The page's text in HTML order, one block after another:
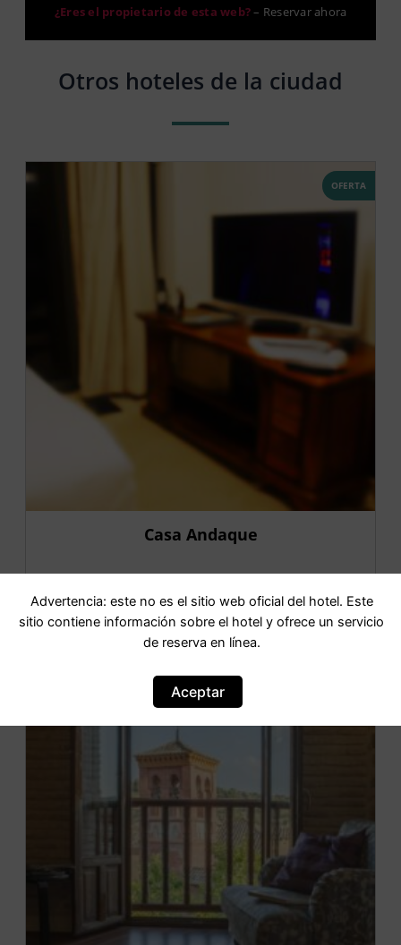
¿Eres el propietario de esta web?– Reservar ahora
Otros hoteles de la ciudad
OFERTA
Casa Andaque
IR AL HOTEL
Advertencia: este no es el sitio web oficial del hotel. Este
sitio contiene información sobre el hotel y ofrece un servicio
de reserva en línea.
Aceptar